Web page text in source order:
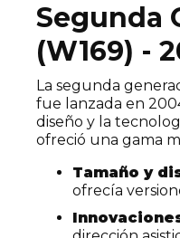
Segunda
(W169) -
La segunda
fue lanzada en
diseño y la
ofreció una gama
Tamaño y
ofrecía